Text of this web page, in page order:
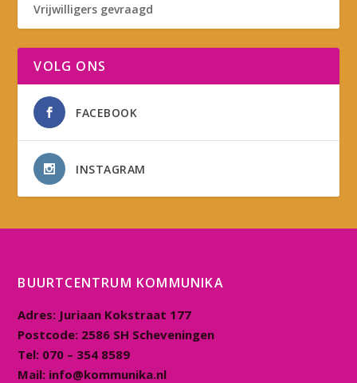
Vrijwilligers gevraagd
VOLG ONS
FACEBOOK
INSTAGRAM
BUURTCENTRUM KOMMUNIKA
Adres: Juriaan Kokstraat 177
Postcode: 2586 SH Scheveningen
Tel: 070 – 354 8589
Mail: info@kommunika.nl